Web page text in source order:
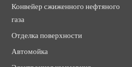
Конвейер сжиженного нефтяного
газа
Отделка поверхности
Автомойка